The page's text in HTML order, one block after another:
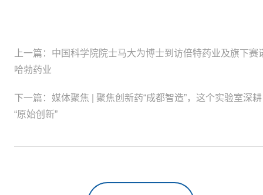
上一篇： 中国科学院院士马大为博士到访倍特药业及旗下赛
哈勃药业
下一篇： 媒体聚焦 | 聚焦创新药“成都智造”，这个实验室深耕
“原始创新”